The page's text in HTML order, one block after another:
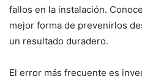
fallos en la instalación.
mejor forma de prevenirlos
un resultado duradero.
El error más frecuente es